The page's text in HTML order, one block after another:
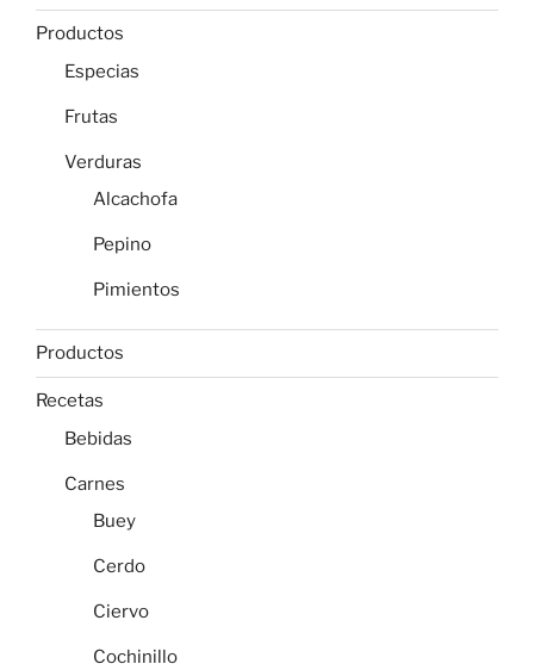
Productos
Especias
Frutas
Verduras
Alcachofa
Pepino
Pimientos
Productos
Recetas
Bebidas
Carnes
Buey
Cerdo
Ciervo
Cochinillo